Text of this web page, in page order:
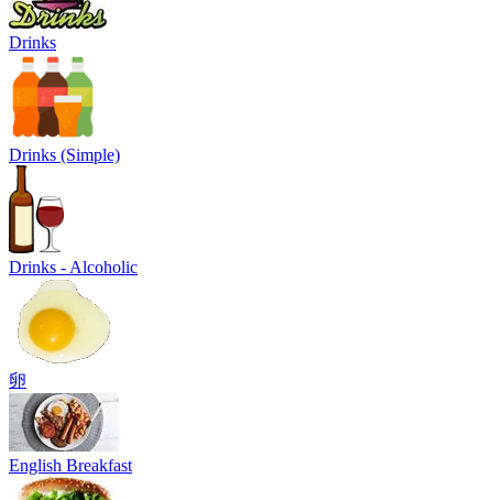
Drinks
Drinks (Simple)
Drinks - Alcoholic
卵
English Breakfast